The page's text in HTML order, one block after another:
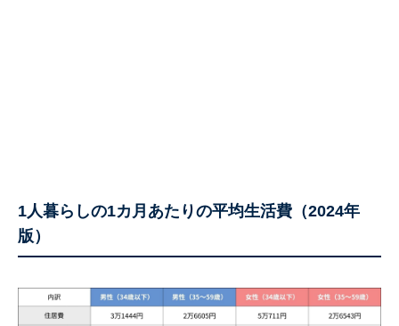
1人暮らしの1カ月あたりの平均生活費（2024年
版）